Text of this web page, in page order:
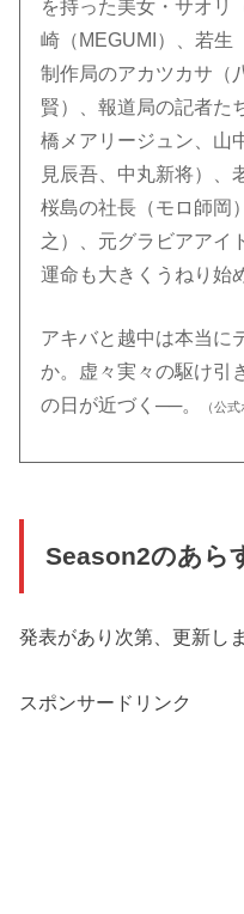
を持った美女・サオリ
崎（MEGUMI）、若生
制作局のアカツカサ（
賢）、報道局の記者た
橋メアリージュン、山
見辰吾、中丸新将）、
桜島の社長（モロ師岡
之）、元グラビアアイ
運命も大きくうねり始
アキバと越中は本当に
か。虚々実々の駆け引
の日が近づく──。
（公
Season2のあら
発表があり次第、更新し
スポンサードリンク